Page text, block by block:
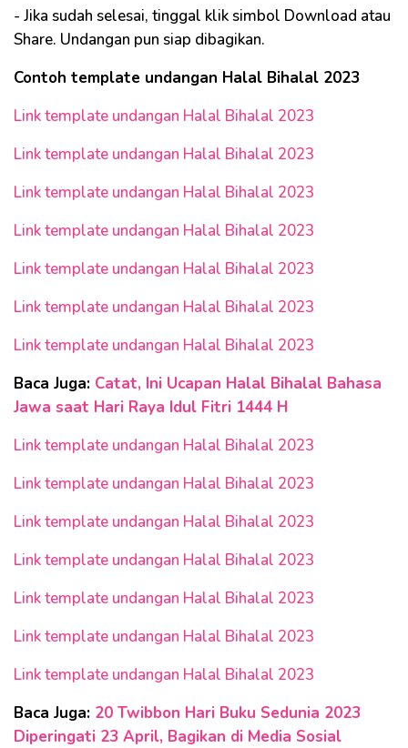
- Jika sudah selesai, tinggal klik simbol Download atau
Share. Undangan pun siap dibagikan.
Contoh template undangan Halal Bihalal 2023
Link template undangan Halal Bihalal 2023
Link template undangan Halal Bihalal 2023
Link template undangan Halal Bihalal 2023
Link template undangan Halal Bihalal 2023
Link template undangan Halal Bihalal 2023
Link template undangan Halal Bihalal 2023
Link template undangan Halal Bihalal 2023
Baca Juga: Catat, Ini Ucapan Halal Bihalal Bahasa
Jawa saat Hari Raya Idul Fitri 1444 H
Link template undangan Halal Bihalal 2023
Link template undangan Halal Bihalal 2023
Link template undangan Halal Bihalal 2023
Link template undangan Halal Bihalal 2023
Link template undangan Halal Bihalal 2023
Link template undangan Halal Bihalal 2023
Link template undangan Halal Bihalal 2023
Baca Juga: 20 Twibbon Hari Buku Sedunia 2023
Diperingati 23 April, Bagikan di Media Sosial